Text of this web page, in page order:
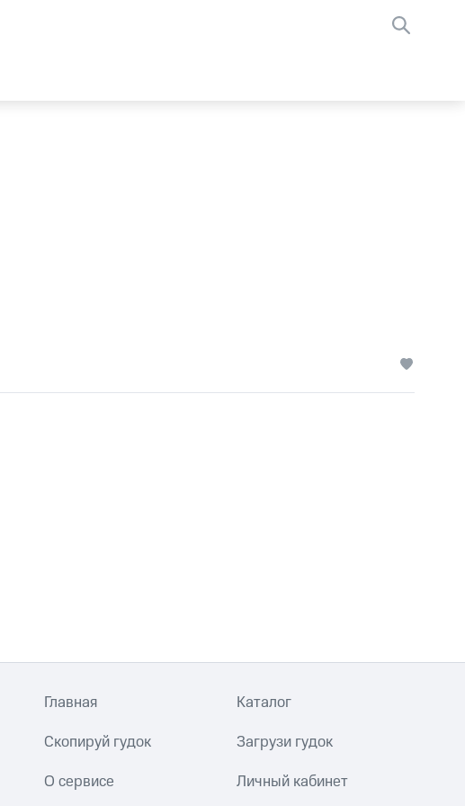
Главная Каталог
Скопируй гудок Загрузи гудок
О сервисе Личный кабинет